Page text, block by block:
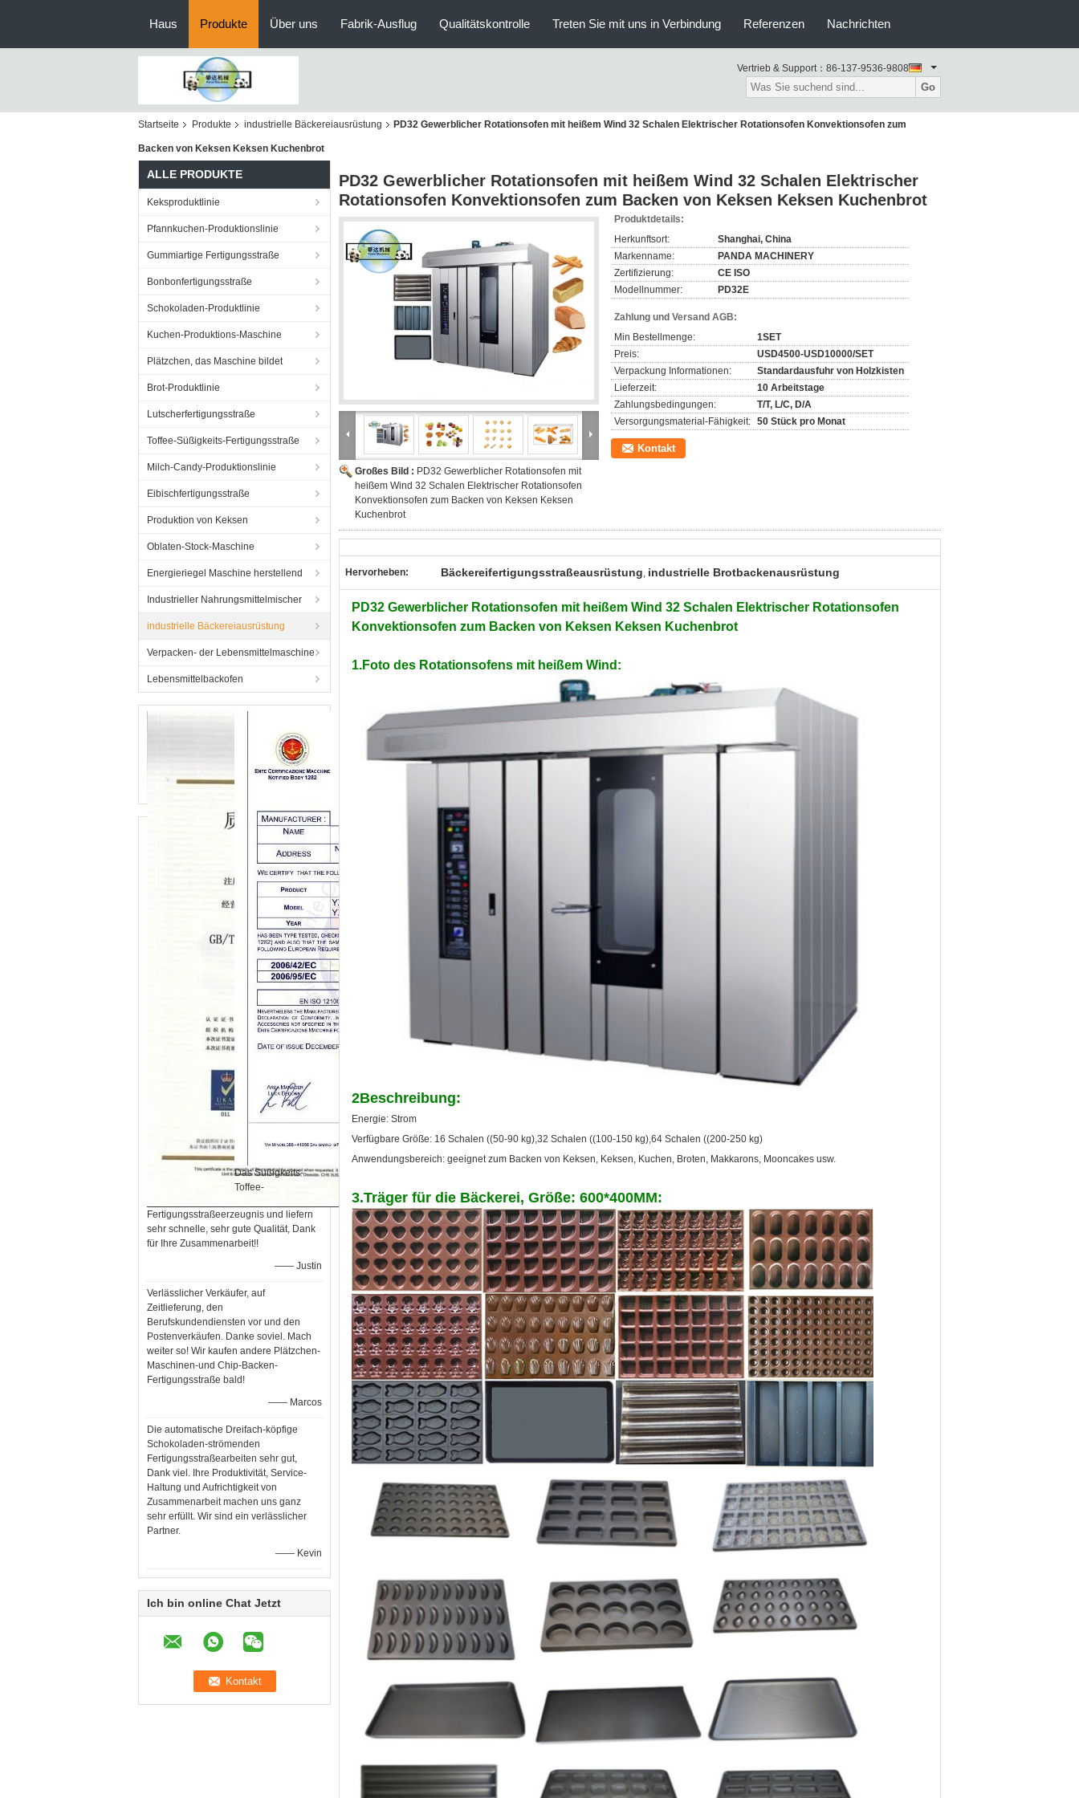
Hinterlass eine Nachricht
Wir rufen Sie bald zurück!
Haus Produkte Über uns Fabrik-Ausflug Qualitätskontrolle Treten Sie mit uns in Verbindung Referenzen Nachrichten
Vertrieb & Support： 86-137-9536-9808
Go
Startseite Produkte industrielle Bäckereiausrüstung PD32 Gewerblicher Rotationsofen mit heißem Wind 32 Schalen Elektrischer Rotationsofen Konvektionsofen zum
Backen von Keksen Keksen Kuchenbrot
ALLE PRODUKTE
Keksproduktlinie
Pfannkuchen-Produktionslinie
Gummiartige Fertigungsstraße
Bonbonfertigungsstraße
Schokoladen-Produktlinie
Kuchen-Produktions-Maschine
Plätzchen, das Maschine bildet
Brot-Produktlinie
Lutscherfertigungsstraße
Toffee-Süßigkeits-Fertigungsstraße
Milch-Candy-Produktionslinie
Eibischfertigungsstraße
Produktion von Keksen
Oblaten-Stock-Maschine
Energieriegel Maschine herstellend
Industrieller Nahrungsmittelmischer
industrielle Bäckereiausrüstung
Verpacken- der Lebensmittelmaschine
Lebensmittelbackofen
Das Süßigkeits-
Toffee-
Fertigungsstraßeerzeugnis und liefern
sehr schnelle, sehr gute Qualität, Dank
für Ihre Zusammenarbeit!!
—— Justin
Verlässlicher Verkäufer, auf
Zeitlieferung, den
Berufskundendiensten vor und den
Postenverkäufen. Danke soviel. Mach
weiter so! Wir kaufen andere Plätzchen-
Maschinen-und Chip-Backen-
Fertigungsstraße bald!
—— Marcos
Die automatische Dreifach-köpfige
Schokoladen-strömenden
Fertigungsstraßearbeiten sehr gut,
Dank viel. Ihre Produktivität, Service-
Haltung und Aufrichtigkeit von
Zusammenarbeit machen uns ganz
sehr erfüllt. Wir sind ein verlässlicher
Partner.
—— Kevin
Ich bin online Chat Jetzt
PD32 Gewerblicher Rotationsofen mit heißem Wind 32 Schalen Elektrischer
Rotationsofen Konvektionsofen zum Backen von Keksen Keksen Kuchenbrot
Großes Bild : PD32 Gewerblicher Rotationsofen mit
heißem Wind 32 Schalen Elektrischer Rotationsofen
Konvektionsofen zum Backen von Keksen Keksen
Kuchenbrot
Produktdetails:
Herkunftsort:
Shanghai, China
Markenname:
PANDA MACHINERY
Zertifizierung:
CE ISO
Modellnummer:
PD32E
Zahlung und Versand AGB:
Min Bestellmenge:
1SET
Preis:
USD4500-USD10000/SET
Verpackung Informationen:
Standardausfuhr von Holzkisten
Lieferzeit:
10 Arbeitstage
Zahlungsbedingungen:
T/T, L/C, D/A
Versorgungsmaterial-Fähigkeit: 50 Stück pro Monat
Kontakt
Hervorheben: Bäckereifertigungsstraßeausrüstung, industrielle Brotbackenausrüstung
PD32 Gewerblicher Rotationsofen mit heißem Wind 32 Schalen Elektrischer Rotationsofen
Konvektionsofen zum Backen von Keksen Keksen Kuchenbrot
1.Foto des Rotationsofens mit heißem Wind:
2Beschreibung:
Energie: Strom
Verfügbare Größe: 16 Schalen ((50-90 kg),32 Schalen ((100-150 kg),64 Schalen ((200-250 kg)
Anwendungsbereich: geeignet zum Backen von Keksen, Keksen, Kuchen, Broten, Makkarons, Mooncakes usw.
3.Träger für die Bäckerei, Größe: 600*400MM: